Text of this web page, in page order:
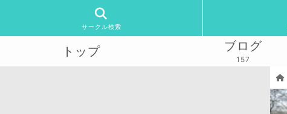
サークル検索
トップ ブログ
157